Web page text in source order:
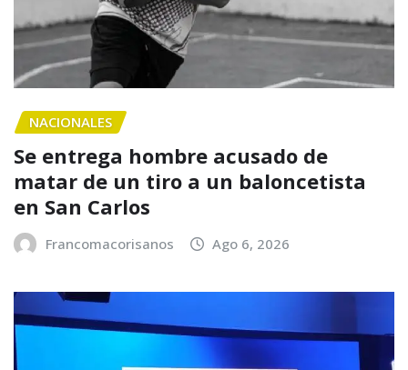
NACIONALES
Se entrega hombre acusado de
matar de un tiro a un baloncetista
en San Carlos
Francomacorisanos Ago 6, 2026